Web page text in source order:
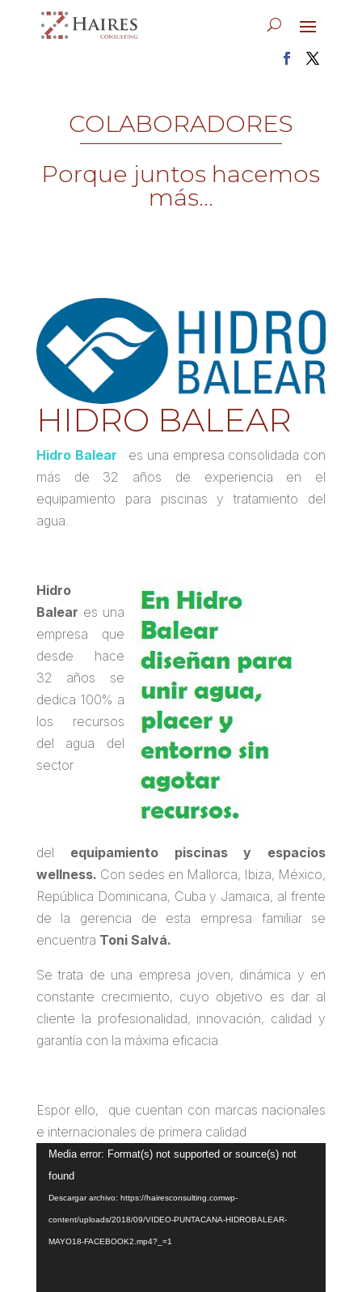
COLABORADORES
Porque juntos hacemos
más...
HIDRO BALEAR
Hidro Balear
es una empresa consolidada con
más de 32 años de experiencia en el
equipamiento para piscinas y tratamiento del
agua.
Hidro
Balear es una
empresa que
desde hace
32 años se
dedica 100% a
los recursos
del agua del
sector
del equipamiento piscinas y espacios
wellness. Con sedes en Mallorca, Ibiza, México,
República Dominicana, Cuba y Jamaica, al frente
de la gerencia de esta empresa familiar se
encuentra Toni Salvá.
Se trata de una empresa joven, dinámica y en
constante crecimiento, cuyo objetivo es dar al
cliente la profesionalidad, innovación, calidad y
garantía con la máxima eficacia.
Espor ello, que cuentan con marcas nacionales
e internacionales de primera calidad
Reproductor
de
vídeo
Media error: Format(s) not supported or source(s) not
found
Descargar archivo: https://hairesconsulting.comwp-
content/uploads/2018/09/VIDEO-PUNTACANA-HIDROBALEAR-
MAYO18-FACEBOOK2.mp4?_=1